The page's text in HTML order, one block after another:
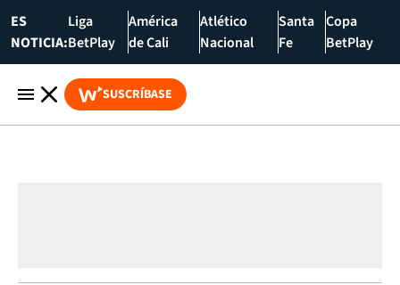
ES
NOTICIA:
Liga
BetPlay
América
de Cali
Atlético
Nacional
Santa
Fe
Copa
BetPlay
SUSCRÍBASE